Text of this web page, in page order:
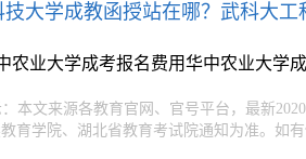
技大学成教函授站在哪？武科大工
农业大学成考报名费用华中农业大学
本文来源各教育官网、官号平台，最新
育学院、湖北省教育考试院通知为准。如有